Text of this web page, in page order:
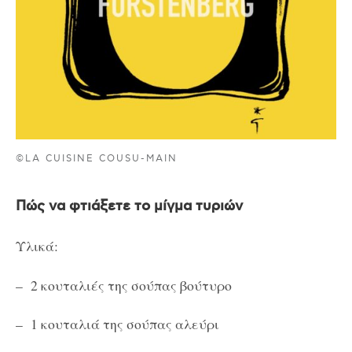
©LA CUISINE COUSU-MAIN
Πώς να φτιάξετε το μίγμα τυριών
Υλικά:
– 2 κουταλιές της σούπας βούτυρο
– 1 κουταλιά της σούπας αλεύρι